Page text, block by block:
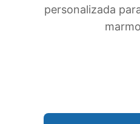
personalizada